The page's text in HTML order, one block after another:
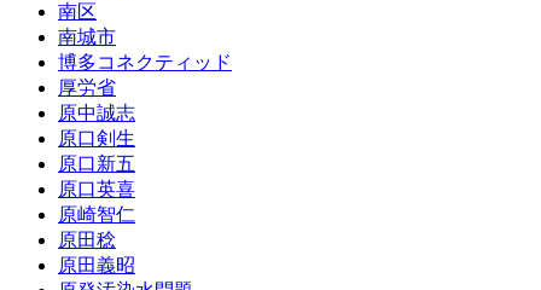
南区
南城市
博多コネクティッド
厚労省
原中誠志
原口剣生
原口新五
原口英喜
原崎智仁
原田稔
原田義昭